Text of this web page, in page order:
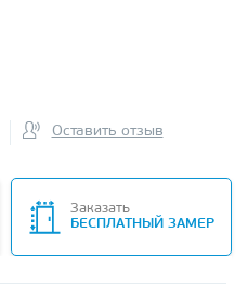
Оставить отзыв
Заказать
БЕСПЛАТНЫЙ ЗАМЕР